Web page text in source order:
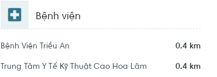
Bệnh viện
Bệnh Viện Triều An 0.4 km
Trung Tâm Y Tế Kỹ Thuật Cao Hoa Lâm 0.4 km